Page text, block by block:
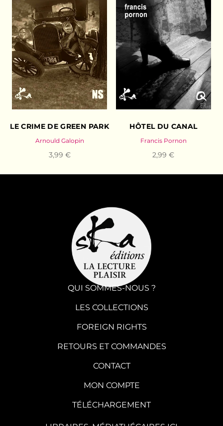
LE CRIME DE GREEN PARK
Arnould Galopin
3,99 €
HÔTEL DU CANAL
Francis Pornon
2,99 €
QUI SOMMES-NOUS ?
LES COLLECTIONS
FOREIGN RIGHTS
RETOURS ET COMMANDES
CONTACT
MON COMPTE
TÉLÉCHARGEMENT